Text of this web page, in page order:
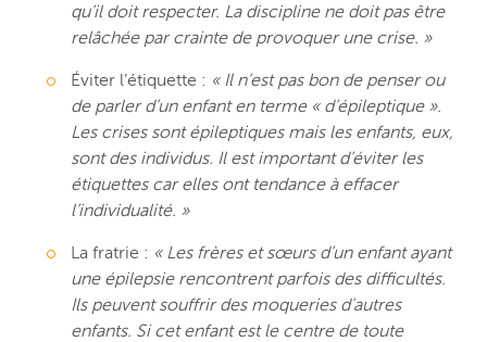
qu’il doit respecter. La discipline ne doit pas être
relâchée par crainte de provoquer une crise. »
Éviter l’étiquette : « Il n’est pas bon de penser ou
de parler d’un enfant en terme « d’épileptique ».
Les crises sont épileptiques mais les enfants, eux,
sont des individus. Il est important d’éviter les
étiquettes car elles ont tendance à effacer
l’individualité. »
La fratrie : « Les frères et sœurs d’un enfant ayant
une épilepsie rencontrent parfois des difficultés.
Ils peuvent souffrir des moqueries d’autres
enfants. Si cet enfant est le centre de toute